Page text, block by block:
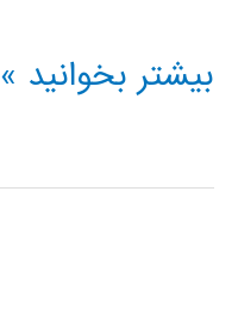
پردازش
(signal
بیشتر بخوانید »